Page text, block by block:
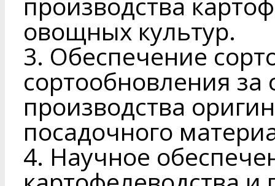
овощных культур.
3. Обеспечение
сортообновления за
производства
посадочного
4. Научное